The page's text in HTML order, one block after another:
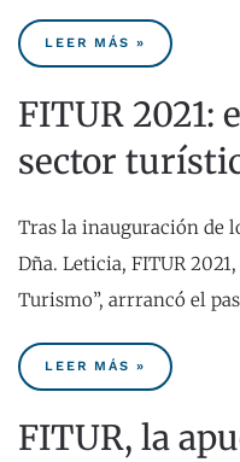
LEER MÁS »
FITUR 2021:
sector
Tras la inauguración de
Dña. Leticia, FITUR
Turismo”, arrrancó el
LEER MÁS »
FITUR, la